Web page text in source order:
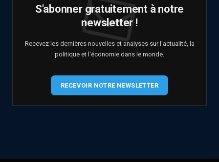
S'abonner gratuitement à notre
newsletter !
Recevez les dernières nouvelles et analyses sur l'actualité, la
politique et l'économie dans le monde.
RECEVOIR NOTRE NEWSLETTER